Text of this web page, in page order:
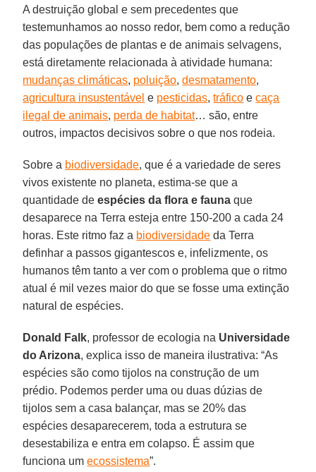
A destruição global e sem precedentes que
testemunhamos ao nosso redor, bem como a redução
das populações de plantas e de animais selvagens,
está diretamente relacionada à atividade humana:
mudanças climáticas, poluição,desmatamento,
agricultura insustentável e pesticidas,tráfico ecaça
ilegal de animais, perda de habitat… são, entre
outros, impactos decisivos sobre o que nos rodeia.
Sobre a biodiversidade, que é a variedade de seres
vivos existente no planeta, estima-se que a
quantidade deespécies da flora e fauna que
desaparece na Terra esteja entre 150-200 a cada 24
horas. Este ritmo faz a biodiversidade da Terra
definhar a passos gigantescos e, infelizmente, os
humanos têm tanto a ver com o problema que o ritmo
atual é mil vezes maior do que se fosse uma extinção
natural de espécies.
Donald Falk, professor de ecologia na Universidade
do Arizona, explica isso de maneira ilustrativa: “As
espécies são como tijolos na construção de um
prédio. Podemos perder uma ou duas dúzias de
tijolos sem a casa balançar, mas se 20% das
espécies desaparecerem, toda a estrutura se
desestabiliza e entra em colapso. É assim que
funciona umecossistema”.